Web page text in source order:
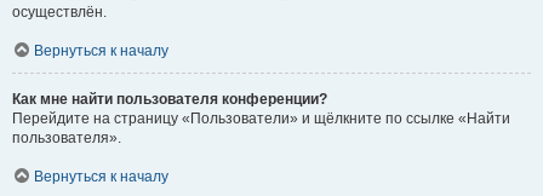
осуществлён.
Вернуться к началу
Как мне найти пользователя конференции?
Перейдите на страницу «Пользователи» и щёлкните по ссылке «Найти
пользователя».
Вернуться к началу